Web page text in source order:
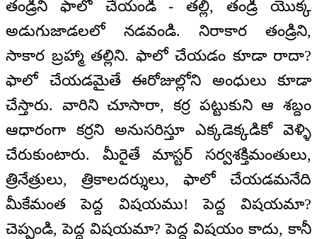
తండ్రిని ఫాలో చేయండి - తల్లి, తండ్రి యొక్క
అడుగుజాడలలో నడవండి. నిరాకార తండ్రిని,
సాకార బ్రహ్మా తల్లిని. ఫాలో చేయడం కూడా రాదా?
ఫాలో చేయడమైతే ఈరోజుల్లోని అంధులు కూడా
చేస్తారు. వారిని చూసారా, కర్ర పట్టుకుని ఆ శబ్దం
ఆధారంగా కర్రని అనుసరిస్తూ ఎక్కడెక్కడికో వెళ్ళి
చేరుకుంటారు. మీరైతే మాస్టర్ సర్వశక్తిమంతులు,
త్రినేత్రులు, త్రికాలదర్శులు, ఫాలో చేయడమనేది
మీకేమంత పెద్ద విషయము! పెద్ద విషయమా?
చెప్పండి, పెద్ద విషయమా? పెద్ద విషయం కాదు, కానీ